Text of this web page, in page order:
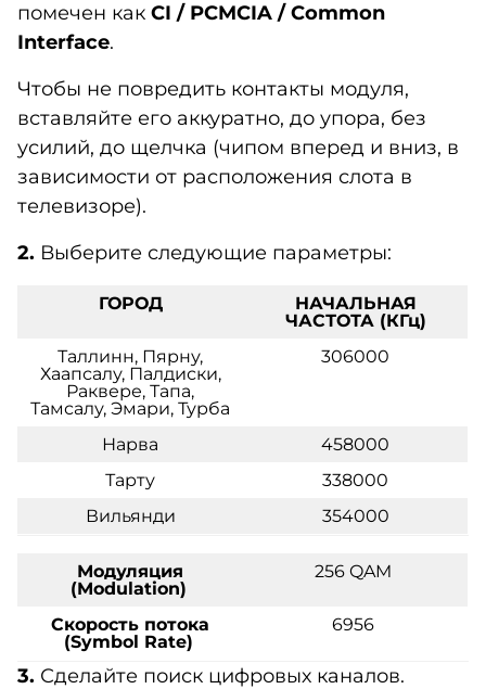
помечен как CI / PCMCIA /Common
Interface.
Чтобы не повредить контакты модуля,
вставляйте его аккуратно, до упора, без
усилий, до щелчка (чипом вперед и вниз, в
зависимости от расположения слота в
телевизоре).
2. Выберите следующие параметры:
ГОРОД
НАЧАЛЬНАЯ
ЧАСТОТА (КГц)
Таллинн, Пярну,
Хаапсалу, Палдиски,
Раквере, Тапа,
Тамсалу, Эмари, Турба
306000
Нарва
458000
Тарту
338000
Вильянди
354000
Модуляция
(Modulation)
256 QAM
Скорость потока
(Symbol Rate)
6956
3. Сделайте поиск цифровых каналов.